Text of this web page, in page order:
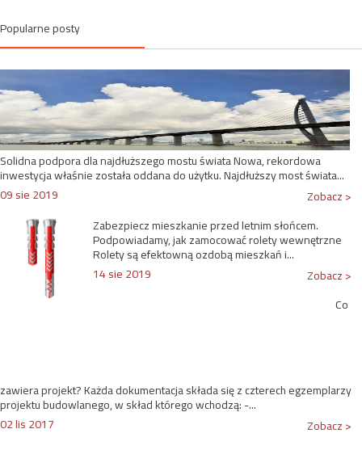
Popularne posty
Solidna podpora dla najdłuższego mostu świata Nowa, rekordowa
inwestycja właśnie została oddana do użytku. Najdłuższy most świata...
09 sie 2019
Zobacz >
Zabezpiecz mieszkanie przed letnim słońcem.
Podpowiadamy, jak zamocować rolety wewnętrzne
Rolety są efektowną ozdobą mieszkań i...
14 sie 2019
Zobacz >
Co
zawiera projekt? Każda dokumentacja składa się z czterech egzemplarzy
projektu budowlanego, w skład którego wchodzą: -...
02 lis 2017
Zobacz >